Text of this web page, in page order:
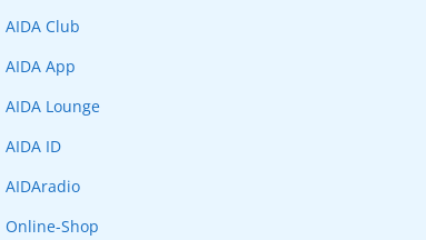
AIDA Club
AIDA App
AIDA Lounge
AIDA ID
AIDAradio
Online-Shop